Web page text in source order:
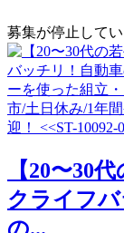
募集が停止して
【20〜30
クライフ